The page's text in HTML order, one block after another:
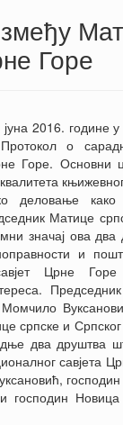
Горе
2016. године
о
Горе.
деловање
Матице
значај ова
и
Црне Горе
српске и
два друштва
савјета
господин